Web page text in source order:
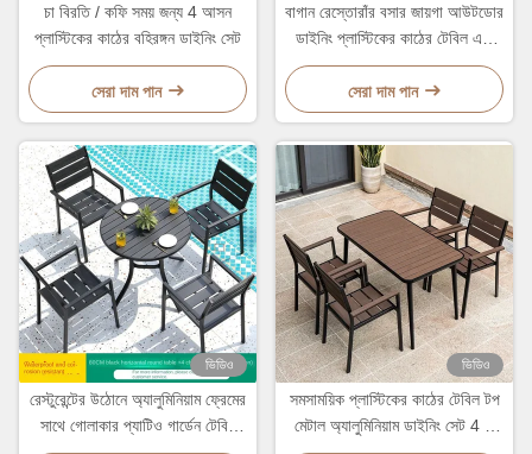
চা বিরতি / কফি সময় জন্য 4 আসন
প্লাস্টিকের কাঠের বহিরঙ্গন ডাইনিং সেট
সেরা দাম পান
বাগান রেস্তোরাঁর বসার জায়গা আউটডোর
ডাইনিং প্লাস্টিকের কাঠের টেবিল এবং
চেয়ার সেট 6pcs জন্য
সেরা দাম পান
ভিডিও
রেস্টুরেন্টের উঠোনে অ্যালুমিনিয়াম ফ্রেমের
সাথে গোলাকার প্যাটিও গার্ডেন টেবিল
ভিডিও
সমসাময়িক প্লাস্টিকের কাঠের টেবিল টপ
মেটাল অ্যালুমিনিয়াম ডাইনিং সেট 4 টি